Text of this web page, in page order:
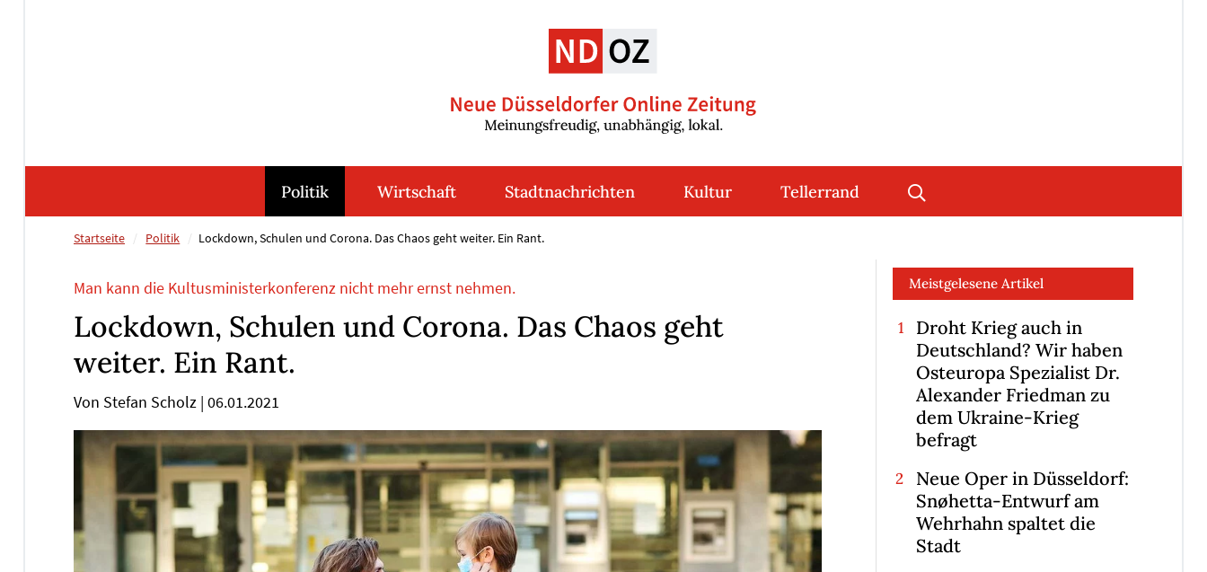
Politik Wirtschaft Stadtnachrichten Kultur Tellerrand
Startseite Politik Lockdown, Schulen und Corona. Das Chaos geht weiter. Ein Rant.
Man kann die Kultusministerkonferenz nicht mehr ernst nehmen.
Lockdown, Schulen und Corona. Das Chaos geht
weiter. Ein Rant.
Von Stefan Scholz | 06.01.2021
Meistgelesene Artikel
Droht Krieg auch in
Deutschland? Wir haben
Osteuropa Spezialist Dr.
Alexander Friedman zu
dem Ukraine-Krieg
befragt
Neue Oper in Düsseldorf:
Snøhetta-Entwurf am
Wehrhahn spaltet die
Stadt